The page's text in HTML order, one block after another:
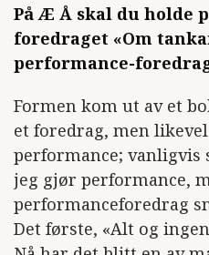
På Æ Å skal du holde
foredraget «Om
performance-
Formen kom ut av et
et foredrag, men
performance; vanligvis
jeg gjør performance,
performanceforedrag
Det første, «Alt og